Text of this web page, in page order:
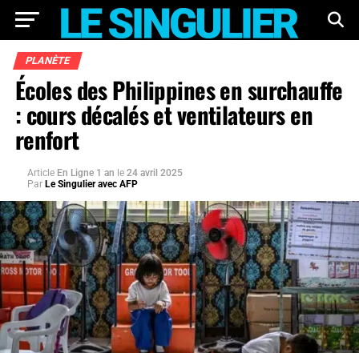
PLANÈTE
Écoles des Philippines en surchauffe
: cours décalés et ventilateurs en
renfort
Article En Ligne 1 an le 24 avril 2025
Par Le Singulier avec AFP